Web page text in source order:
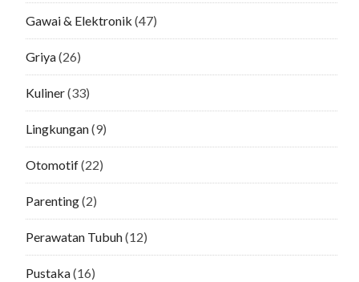
Gawai & Elektronik (47)
Griya(26)
Kuliner(33)
Lingkungan(9)
Otomotif(22)
Parenting(2)
Perawatan Tubuh(12)
Pustaka(16)